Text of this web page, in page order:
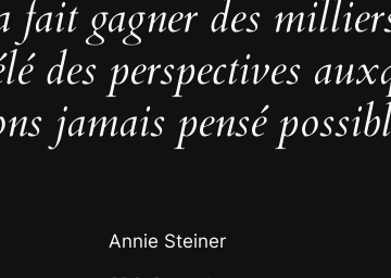
gagner des
des perspectives
jamais pensé
Annie Steiner